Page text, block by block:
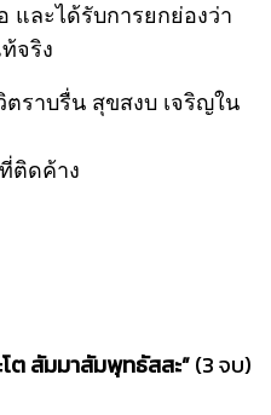
และได้รับการยกย่องว่า
จริง
ราบรื่น สุขสงบ เจริญใน
ติดค้าง
โต สัมมาสัมพุทธัสสะ”(3 จบ)